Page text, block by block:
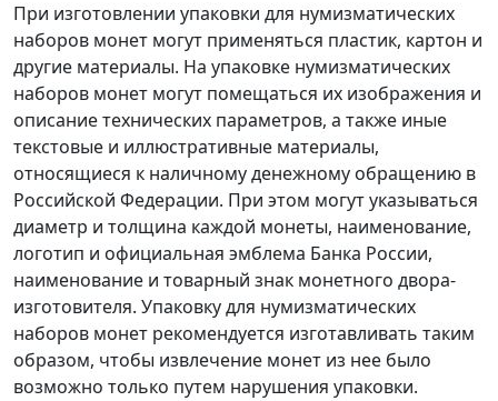
При изготовлении упаковки для нумизматических
наборов монет могут применяться пластик, картон и
другие материалы. На упаковке нумизматических
наборов монет могут помещаться их изображения и
описание технических параметров, а также иные
текстовые и иллюстративные материалы,
относящиеся к наличному денежному обращению в
Российской Федерации. При этом могут указываться
диаметр и толщина каждой монеты, наименование,
логотип и официальная эмблема Банка России,
наименование и товарный знак монетного двора-
изготовителя. Упаковку для нумизматических
наборов монет рекомендуется изготавливать таким
образом, чтобы извлечение монет из нее было
возможно только путем нарушения упаковки.